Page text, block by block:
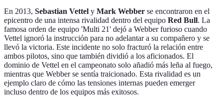
En 2013, Sebastian Vettel y Mark Webber se encontraron en el
epicentro de una intensa rivalidad dentro del equipo Red Bull. La
famosa orden de equipo 'Multi 21' dejó a Webber furioso cuando
Vettel ignoró la instrucción para no adelantar a su compañero y se
llevó la victoria. Este incidente no solo fracturó la relación entre
ambos pilotos, sino que también dividió a los aficionados. El
dominio de Vettel en el campeonato solo añadió más leña al fuego,
mientras que Webber se sentía traicionado. Esta rivalidad es un
ejemplo claro de cómo las tensiones internas pueden emerger
incluso dentro de los equipos más exitosos.